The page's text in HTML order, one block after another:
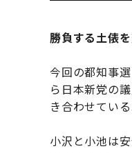
勝負する土俵
今回の都知事
ら日本新党の
き合わせている
小沢と小池は